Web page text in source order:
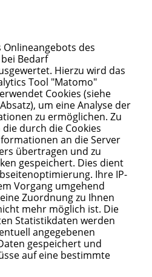
des
Bedarf
Hierzu wird das
Tool "Matomo"
Cookies (siehe
um eine Analyse der
zu ermöglichen. Zu
durch die Cookies
an die Server
übertragen und zu
gespeichert. Dies dient
Ihre IP-
Vorgang umgehend
Zuordnung zu Ihnen
mehr möglich ist. Die
Statistikdaten werden
angegebenen
gespeichert und
auf eine bestimmte